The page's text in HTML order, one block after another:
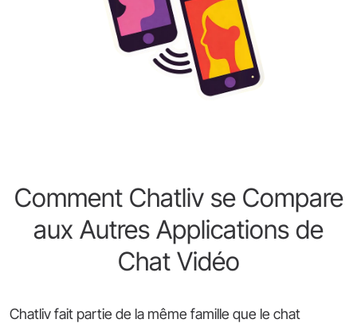
Comment Chatliv se Compare
aux Autres Applications de
Chat Vidéo
Chatliv fait partie de la même famille que le chat